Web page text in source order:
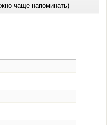
чаще напоминать)